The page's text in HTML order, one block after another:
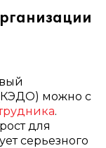
можно с
.
для
серьезного